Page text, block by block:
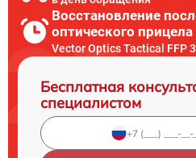
Восстановление
оптического прицела
Vector Optics Tactical FFP
Бесплатная
специалистом